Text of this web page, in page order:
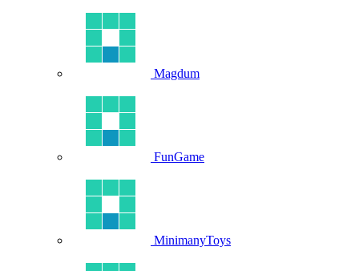
Magdum
FunGame
MinimanyToys